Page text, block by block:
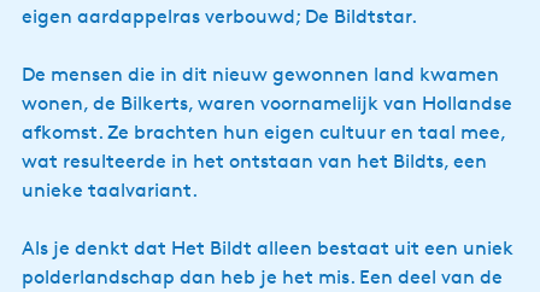
eigen aardappelras verbouwd; De Bildtstar.
De mensen die in dit nieuw gewonnen land kwamen
wonen, de Bilkerts, waren voornamelijk van Hollandse
afkomst. Ze brachten hun eigen cultuur en taal mee,
wat resulteerde in het ontstaan van het Bildts, een
unieke taalvariant.
Als je denkt dat Het Bildt alleen bestaat uit een uniek
polderlandschap dan heb je het mis. Een deel van de